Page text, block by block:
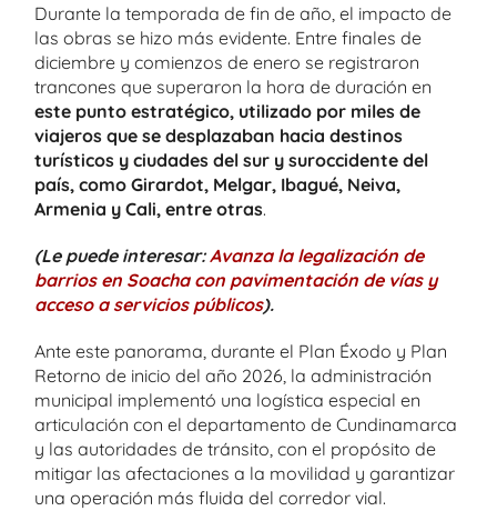
Durante la temporada de fin de año, el impacto de
las obras se hizo más evidente. Entre finales de
diciembre y comienzos de enero se registraron
trancones que superaron la hora de duración en
este punto estratégico, utilizado por miles de
viajeros que se desplazaban hacia destinos
turísticos y ciudades del sur y suroccidente del
país, como Girardot, Melgar, Ibagué, Neiva,
Armenia y Cali, entre otras.
(Le puede interesar:Avanza la legalización de
barrios en Soacha con pavimentación de vías y
acceso a servicios públicos).
Ante este panorama, durante el Plan Éxodo y Plan
Retorno de inicio del año 2026, la administración
municipal implementó una logística especial en
articulación con el departamento de Cundinamarca
y las autoridades de tránsito, con el propósito de
mitigar las afectaciones a la movilidad y garantizar
una operación más fluida del corredor vial.